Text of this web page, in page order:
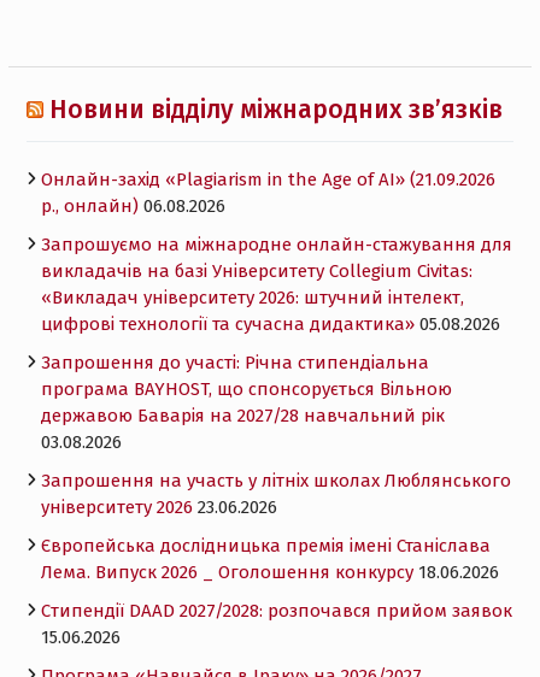
Новини відділу міжнародних зв’язків
Онлайн-захід «Plagiarism in the Age of AI» (21.09.2026
р., онлайн) 06.08.2026
Запрошуємо на міжнародне онлайн-стажування для
викладачів на базі Університету Collegium Civitas:
«Викладач університету 2026: штучний інтелект,
цифрові технології та сучасна дидактика» 05.08.2026
Запрошення до участі: Річна стипендіальна
програма BAYHOST, що спонсорується Вільною
державою Баварія на 2027/28 навчальний рік
03.08.2026
Запрошення на участь у літніх школах Люблянського
університету 2026 23.06.2026
Європейська дослідницька премія імені Станіслава
Лема. Випуск 2026 _ Оголошення конкурсу 18.06.2026
Cтипендії DAAD 2027/2028: розпочався прийом заявок
15.06.2026